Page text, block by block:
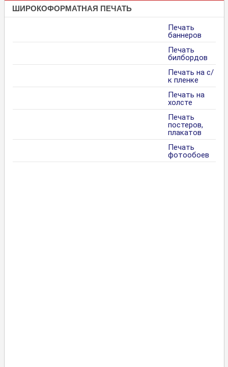
ШИРОКОФОРМАТНАЯ ПЕЧАТЬ
Печать
баннеров
Печать
билбордов
Печать на с/
к пленке
Печать на
холсте
Печать
постеров,
плакатов
Печать
фотообоев